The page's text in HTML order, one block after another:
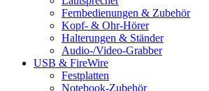
Fernbedienungen & Zubehör
Kopf- & Ohr-Hörer
Halterungen & Ständer
Audio-/Video-Grabber
USB & FireWire
Festplatten
Notebook-Zubehör